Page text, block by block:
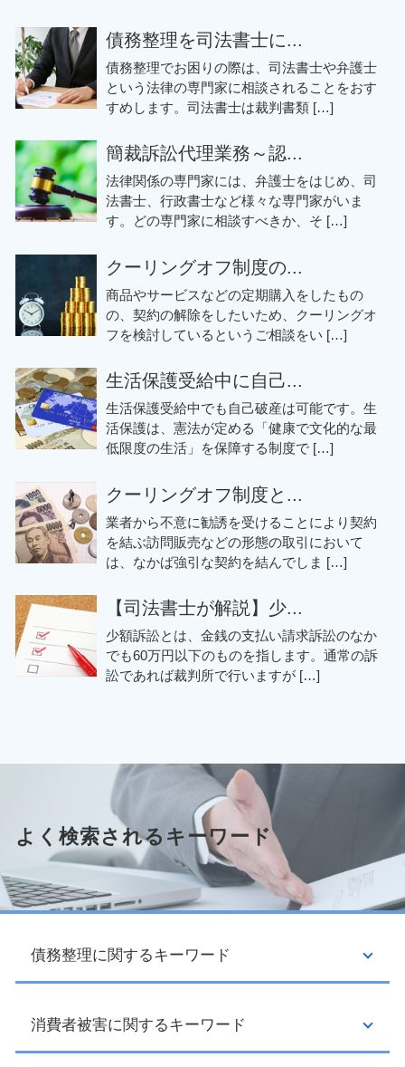
債務整理を司法書士に...
債務整理でお困りの際は、司法書士や弁護士
という法律の専門家に相談されることをおす
すめします。司法書士は裁判書類 […]
簡裁訴訟代理業務～認...
法律関係の専門家には、弁護士をはじめ、司
法書士、行政書士など様々な専門家がいま
す。どの専門家に相談すべきか、そ […]
クーリングオフ制度の...
商品やサービスなどの定期購入をしたもの
の、契約の解除をしたいため、クーリングオ
フを検討しているというご相談をい […]
生活保護受給中に自己...
生活保護受給中でも自己破産は可能です。生
活保護は、憲法が定める「健康で文化的な最
低限度の生活」を保障する制度で […]
クーリングオフ制度と...
業者から不意に勧誘を受けることにより契約
を結ぶ訪問販売などの形態の取引において
は、なかば強引な契約を結んでしま […]
【司法書士が解説】少...
少額訴訟とは、金銭の支払い請求訴訟のなか
でも60万円以下のものを指します。通常の訴
訟であれば裁判所で行いますが […]
よく検索されるキーワード
債務整理に関するキーワード
債務整理 種類
任意整理 流れ
消費者被害に関するキーワード